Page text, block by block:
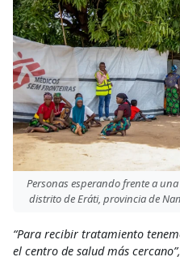
Personas esperando frente a
distrito de Eráti, provincia de
“Para recibir tratamiento
el centro de salud más cercano”,